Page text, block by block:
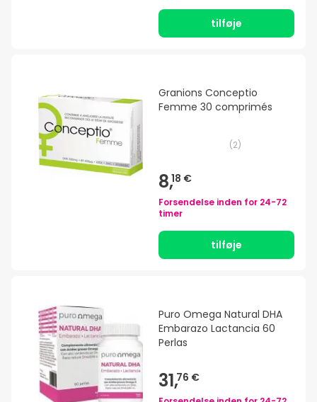
tilføje
Granions Conceptio
Femme 30 comprimés
(2)
8,18 €
Forsendelse inden for 24-72
timer
tilføje
Puro Omega Natural DHA
Embarazo Lactancia 60
Perlas
31,76 €